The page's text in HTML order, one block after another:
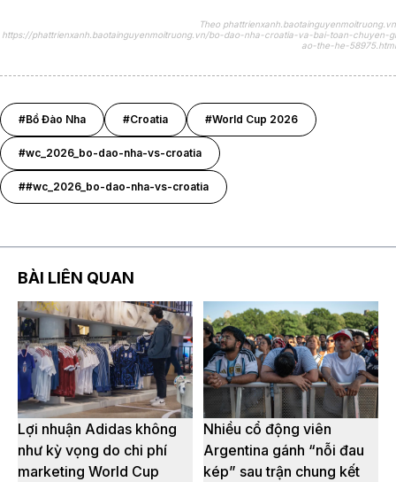
Theo phattrienxanh.baotainguyenmoitruong.vn
https://phattrienxanh.baotainguyenmoitruong.vn/bo-dao-nha-croatia-va-bai-toan-chuyen-gi
ao-the-he-58975.html
#Bồ Đào Nha #Croatia #World Cup 2026
#wc_2026_bo-dao-nha-vs-croatia
##wc_2026_bo-dao-nha-vs-croatia
BÀI LIÊN QUAN
Lợi nhuận Adidas không
như kỳ vọng do chi phí
marketing World Cup
Nhiều cổ động viên
Argentina gánh “nỗi đau
kép” sau trận chung kết